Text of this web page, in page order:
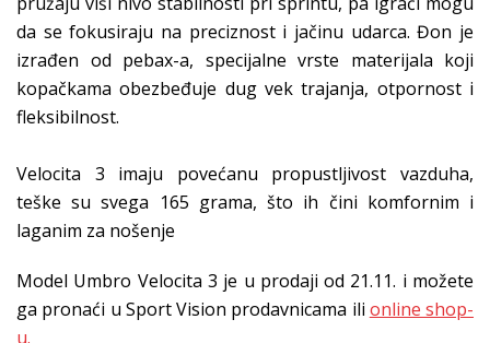
da se fokusiraju na preciznost i jačinu udarca. Đon je
izrađen od pebax-a, specijalne vrste materijala koji
kopačkama obezbeđuje dug vek trajanja, otpornost i
fleksibilnost.
Velocita 3 imaju povećanu propustljivost vazduha,
teške su svega 165 grama, što ih čini komfornim i
laganim za nošenje
Model Umbro Velocita 3 je u prodaji od 21.11. i možete
ga pronaći u Sport Vision prodavnicama ili online shop-
u.